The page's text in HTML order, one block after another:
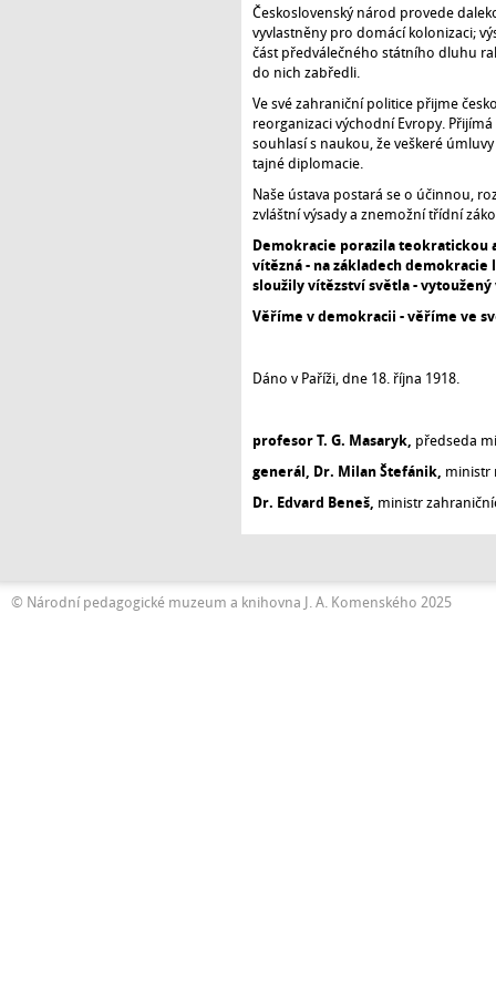
Československý národ provede
vyvlastněny pro domácí kolonizaci;
část předválečného státního dluhu
do nich zabředli.
Ve své zahraniční politice přijme
reorganizaci východní Evropy.
souhlasí s naukou, že veškeré
tajné diplomacie.
Naše ústava postará se o účinnou,
zvláštní výsady a znemožní třídní
Demokracie porazila teokratickou
vítězná - na základech
sloužily vítězství světla - vytoužený
Věříme v demokracii - věříme ve
Dáno v Paříži, dne 18. října 1918.
profesor T. G. Masaryk, předseda
generál, Dr. Milan Štefánik, ministr
Dr. Edvard Beneš, ministr
© Národní pedagogické muzeum a knihovna J. A. Komenského 2025